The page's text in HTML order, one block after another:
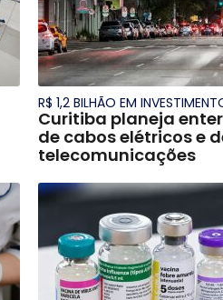
R$ 1,2 BILHÃO EM
Curitiba planeja
de cabos elétricos e
telecomunicações